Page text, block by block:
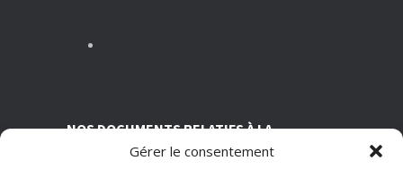
Gérer le consentement
MARS 13, 2026
NOS DOCUMENTS RELATIFS À LA
TRANSPARENCE SUR NOS CONDITIONS